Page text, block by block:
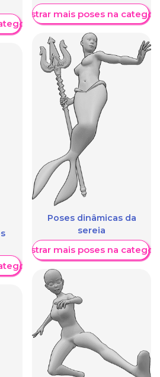
Mostrar mais poses na
Poses dinâmicas da
sereia
Mostrar mais poses na